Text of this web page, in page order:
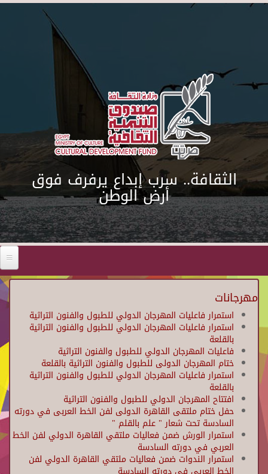
Skip to main content
الثقافة.. سرب إبداع يرفرف فوق
أرض الوطن
مهرجانات
استمرار فاعليات المهرجان الدولي للطبول والفنون التراثية
استمرار فاعليات المهرجان الدولي للطبول والفنون التراثية
بالقلعة
فاعليات المهرجان الدولي للطبول والفنون التراثية
ختام المهرجان الدولى للطبول والفنون التراثية بالقلعة
استمرار فاعليات المهرجان الدولي للطبول والفنون التراثية
بالقلعة
افتتاح المهرجان الدولي للطبول والفنون التراثية
حفل ختام ملتقى القاهرة الدولى لفن الخط العربى في دورته
السادسة تحت شعار " علم بالقلم "
استمرار الورش ضمن فعاليات ملتقي القاهرة الدولي لفن الخط
العربي في دورته السادسة
استمرار الندوات ضمن فعاليات ملتقي القاهرة الدولي لفن